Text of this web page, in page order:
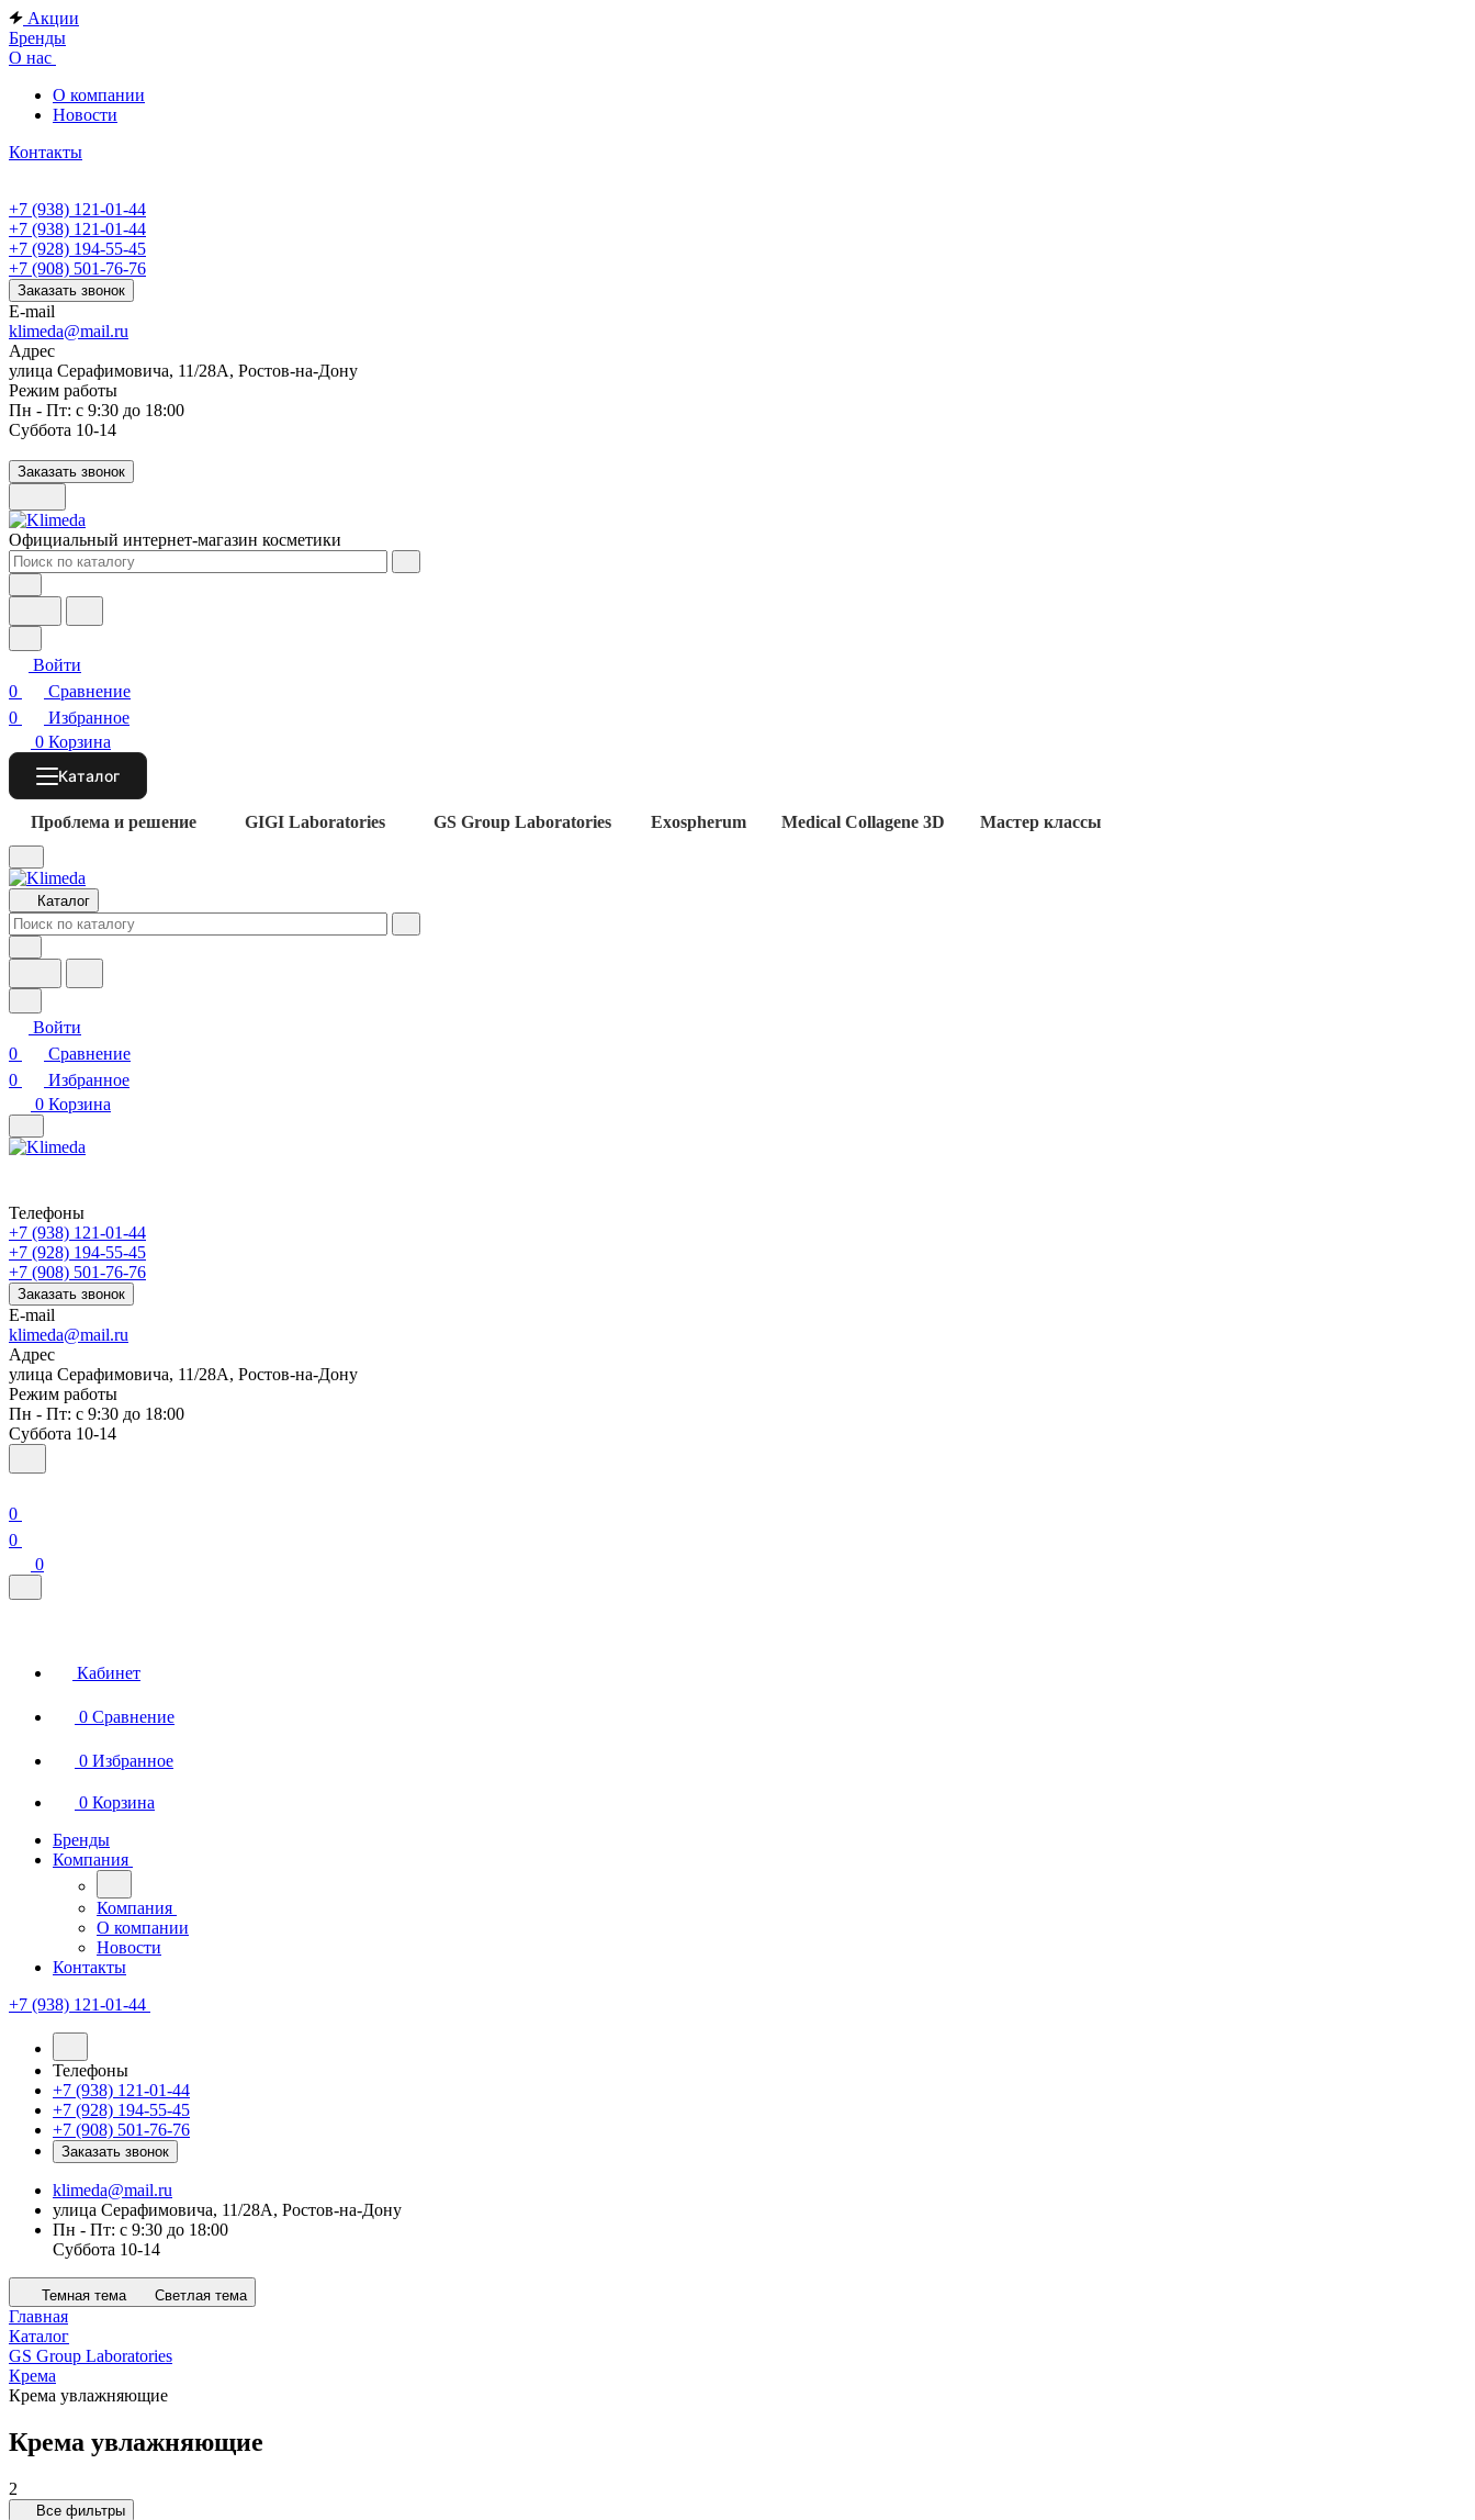
Акции
Бренды
О нас
О компании
Новости
Контакты
+7 (938) 121-01-44
+7 (938) 121-01-44
+7 (928) 194-55-45
+7 (908) 501-76-76
Заказать звонок
E-mail
klimeda@mail.ru
Адрес
улица Серафимовича, 11/28А, Ростов-на-Дону
Режим работы
Пн - Пт: с 9:30 до 18:00
Суббота 10-14
Заказать звонок
Официальный интернет-магазин косметики
Войти
0
Сравнение
0
Избранное
0 Корзина
Каталог
Проблема и решение GIGI Laboratories GS Group Laboratories Exospherum Medical Collagene 3D Мастер классы
Каталог
Войти
0
Сравнение
0
Избранное
0 Корзина
Телефоны
+7 (938) 121-01-44
+7 (928) 194-55-45
+7 (908) 501-76-76
Заказать звонок
E-mail
klimeda@mail.ru
Адрес
улица Серафимовича, 11/28А, Ростов-на-Дону
Режим работы
Пн - Пт: с 9:30 до 18:00
Суббота 10-14
0
0
0
Кабинет
0 Сравнение
0 Избранное
0 Корзина
Бренды
Компания
Компания
О компании
Новости
Контакты
+7 (938) 121-01-44
Телефоны
+7 (938) 121-01-44
+7 (928) 194-55-45
+7 (908) 501-76-76
Заказать звонок
klimeda@mail.ru
улица Серафимовича, 11/28А, Ростов-на-Дону
Пн - Пт: с 9:30 до 18:00
Суббота 10-14
Темная тема Светлая тема
Главная
Каталог
GS Group Laboratories
Крема
Крема увлажняющие
Крема увлажняющие
2
Все фильтры